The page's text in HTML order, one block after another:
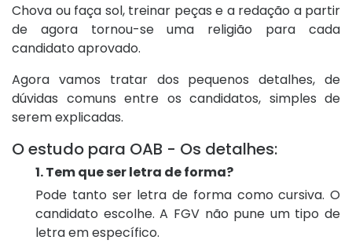
Chova ou faça sol, treinar peças e a redação a partir
de agora tornou-se uma religião para cada
candidato aprovado.
Agora vamos tratar dos pequenos detalhes, de
dúvidas comuns entre os candidatos, simples de
serem explicadas.
O estudo para OAB - Os detalhes:
1. Tem que ser letra de forma?
Pode tanto ser letra de forma como cursiva. O
candidato escolhe. A FGV não pune um tipo de
letra em específico.